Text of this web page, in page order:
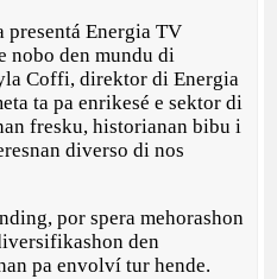
presentá Energia TV
nobo den mundu di
Coffi, direktor di Energia
ta pa enrikesé e sektor di
fresku, historianan bibu i
diverso di nos
por spera mehorashon
den
pa envolví tur hende.